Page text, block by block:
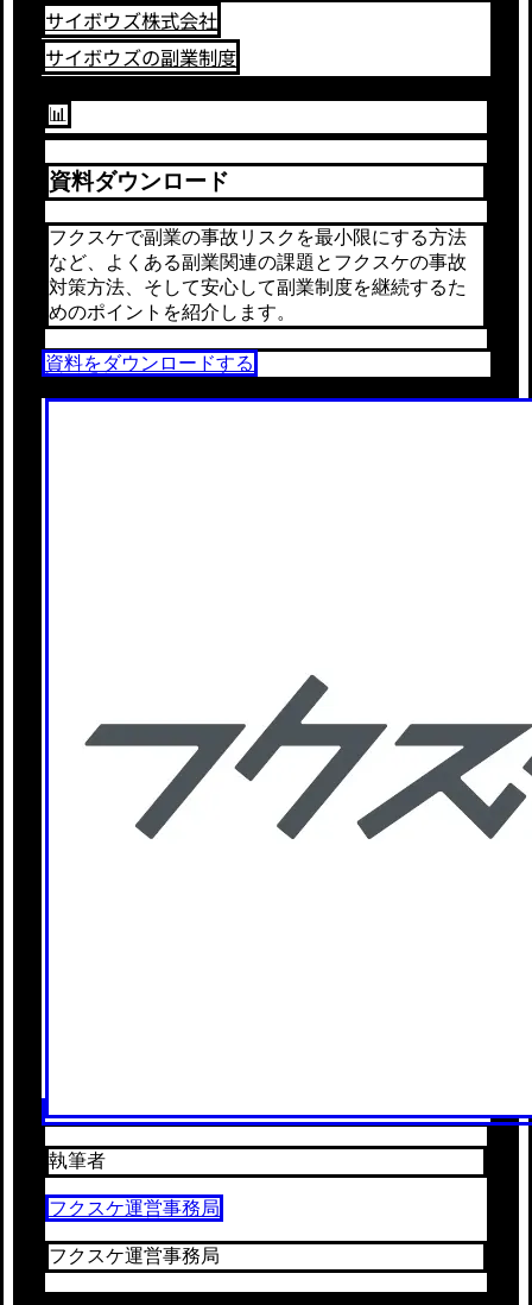
サイボウズ株式会社
サイボウズの副業制度
📊
資料ダウンロード
フクスケで副業の事故リスクを最小限にする方法
など、よくある副業関連の課題とフクスケの事故
対策方法、そして安心して副業制度を継続するた
めのポイントを紹介します。
資料をダウンロードする
執筆者
フクスケ運営事務局
フクスケ運営事務局